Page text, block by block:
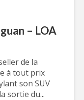
– LOA
de la
à tout prix
son SUV
sortie du...